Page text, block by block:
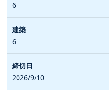
6
6
2026/9/10